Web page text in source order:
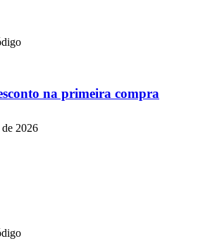
na primeira compra
2026